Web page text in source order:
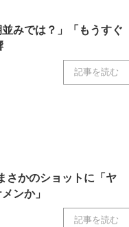
みでは？」「もうすぐ
記事を読む
さかのショットに「ヤ
ンか」
記事を読む